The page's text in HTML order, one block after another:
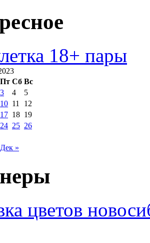
18+ пары
Пт Сб Вс
Дек »
3 4
5
10 11
12
17 18 19
24 25 26
цветов